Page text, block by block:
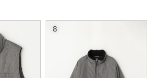
8